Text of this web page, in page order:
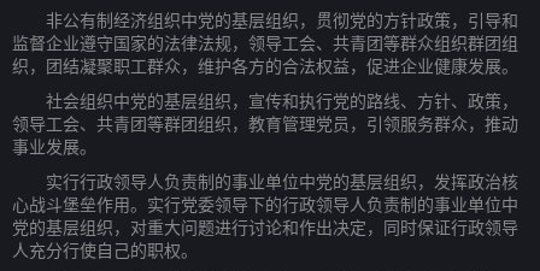
非公有制经济组织中党的基层组织，贯彻党的方针政策，引导和
监督企业遵守国家的法律法规，领导工会、共青团等群众组织群团组
织，团结凝聚职工群众，维护各方的合法权益，促进企业健康发展。
社会组织中党的基层组织，宣传和执行党的路线、方针、政策，
领导工会、共青团等群团组织，教育管理党员，引领服务群众，推动
事业发展。
实行行政领导人负责制的事业单位中党的基层组织，发挥政治核
心战斗堡垒作用。实行党委领导下的行政领导人负责制的事业单位中
党的基层组织，对重大问题进行讨论和作出决定，同时保证行政领导
人充分行使自己的职权。